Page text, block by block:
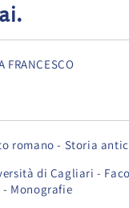
FRANCESCO
romano - Storia
di Cagliari -
- Monografie